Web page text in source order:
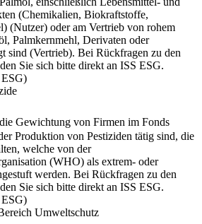
(Chemikalien, Biokraftstoffe,
(Nutzer) oder am Vertrieb von rohem
Palmkernmehl, Derivaten oder
sind (Vertrieb). Bei Rückfragen zu den
Sie sich bitte direkt an ISS ESG.
Gewichtung von Firmen im Fonds
Produktion von Pestiziden tätig sind, die
welche von der
(WHO) als extrem- oder
werden. Bei Rückfragen zu den
Sie sich bitte direkt an ISS ESG.
Umweltschutz